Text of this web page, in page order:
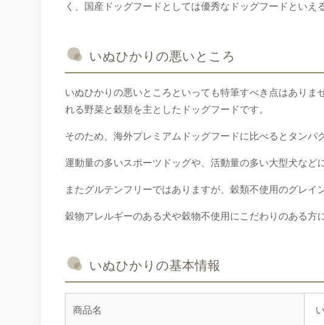
く、国産ドッグフードとしては優秀なドッグフードといえ
いぬひかりの悪いところ
いぬひかりの悪いところといっても特筆すべき点はありま
れる野菜と穀類を主としたドッグフードです。
そのため、海外プレミアムドッグフードに比べるとタンパ
運動量の多いスポーツドッグや、活動量の多い大型犬など
またグルテンフリーではありますが、穀類不使用のグレイ
穀物アレルギーのある犬や穀物不使用にこだわりのある方
いぬひかりの基本情報
商品名